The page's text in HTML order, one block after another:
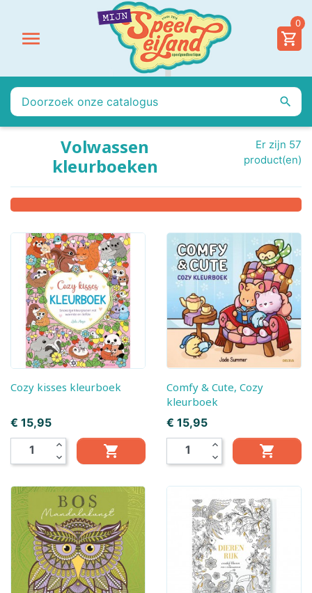

0

Volwassen
kleurboeken
Er zijn 57
product(en)
Cozy kisses kleurboek
Prijs
€ 15,95
expand_less
expand_more

Comfy & Cute, Cozy
kleurboek
Prijs
€ 15,95
expand_less
expand_more
